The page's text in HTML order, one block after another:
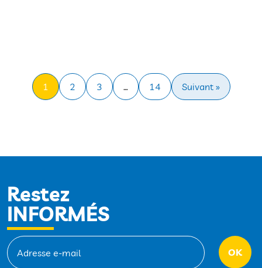
1 2 3 … 14 Suivant »
Restez
INFORMÉS